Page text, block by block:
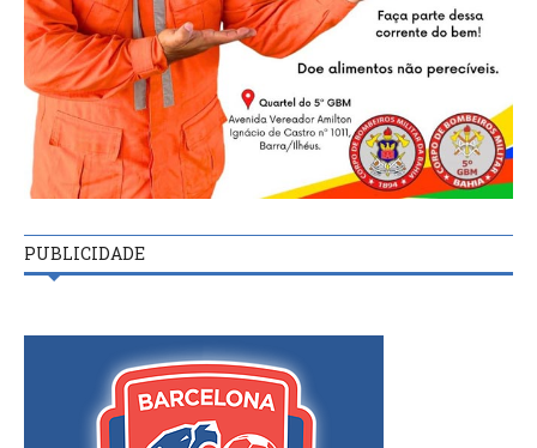
PUBLICIDADE